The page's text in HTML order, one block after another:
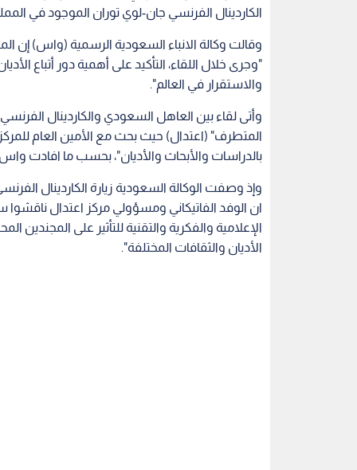
الكاردينال الفرنسي جان-لوي توران الموجود في
وقالت وكالة الانباء السعودية الرسمية (واس) إن
"وجرى خلال اللقاء، التأكيد على أهمية دور أتباع
والاستقرار في العالم".
وأتى لقاء بين العاهل السعودي والكاردينال الفرنسي
المتطرف" (اعتدال) حيث بحث مع الأمين العام
بالدراسات والأبحاث والأديان"، بحسب ما افادت واس
وإذ وصفت الوكالة السعودية زيارة الكاردينال
ان الوفد الفاتيكاني ومسؤولي مركز اعتدال ناقشوا
الإعلامية والفكرية والتقنية للتأثير على المجندين
الأديان والثقافات المختلفة".